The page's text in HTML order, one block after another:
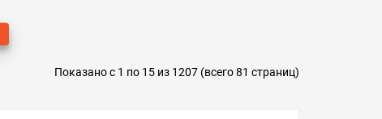
купить в 1 клик
Показано с 1 по 15 из 1207 (всего 81 страниц)